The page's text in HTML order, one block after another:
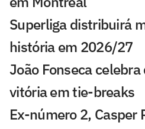
Superliga distribuirá
história em 2026/27
João Fonseca
vitória em tie-breaks
Ex-número 2, Casper